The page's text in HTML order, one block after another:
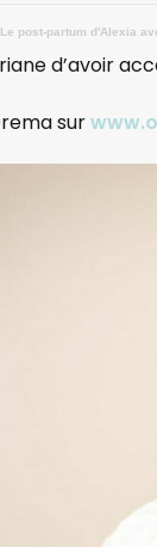
post-partum d'Alexia
d’avoir
sur